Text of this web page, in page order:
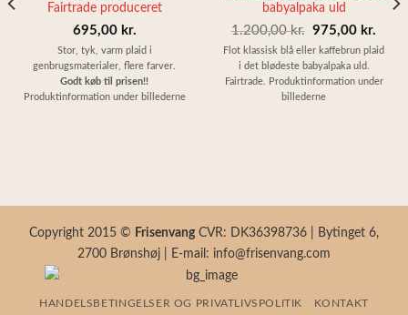
Fairtrade produceret
695,00 kr.
Stor, tyk, varm plaid i
genbrugsmaterialer, flere farver.
Godt køb til prisen!!
Produktinformation under billederne
babyalpaka uld
1.200,00kr. Den
oprindelige
pris
var:
975,00 kr.
Flot klassisk blå eller kaffebrun plaid
i det blødeste babyalpaka uld.
Fairtrade. Produktinformation under
billederne
Copyright 2015 © FrisenvangCVR: DK36398736 | Bytinget 6,
2700 Brønshøj | E-mail: info@frisenvang.com
HANDELSBETINGELSER OG PRIVATLIVSPOLITIK KONTAKT